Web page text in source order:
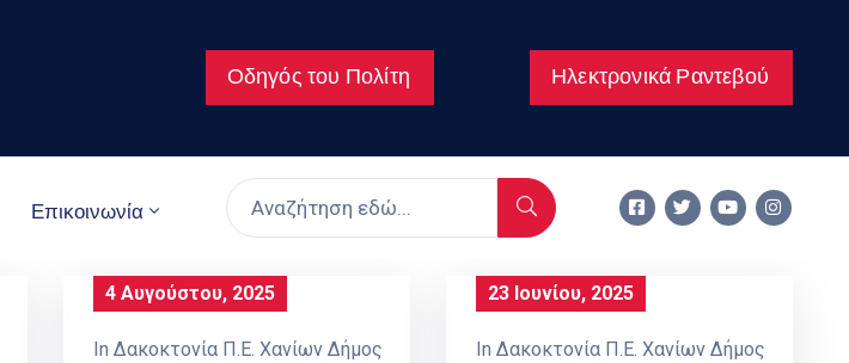
Οδηγός του Πολίτη Ηλεκτρονικά Ραντεβού
Επικοινωνία
4 Αυγούστου, 2025
In Δακοκτονία Π.Ε. Χανίων Δήμος
23 Ιουνίου, 2025
In Δακοκτονία Π.Ε. Χανίων Δήμος